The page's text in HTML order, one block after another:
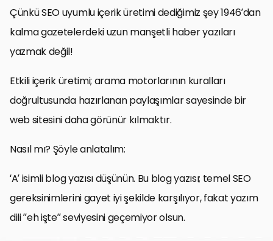
Çünkü SEO uyumlu içerik üretimi dediğimiz şey 1946’dan
kalma gazetelerdeki uzun manşetli haber yazıları
yazmak değil!
Etkili içerik üretimi; arama motorlarının kuralları
doğrultusunda hazırlanan paylaşımlar sayesinde bir
web sitesini daha görünür kılmaktır.
Nasıl mı? Şöyle anlatalım:
‘A’ isimli blog yazısı düşünün. Bu blog yazısı; temel SEO
gereksinimlerini gayet iyi şekilde karşılıyor, fakat yazım
dili ”eh işte” seviyesini geçemiyor olsun.